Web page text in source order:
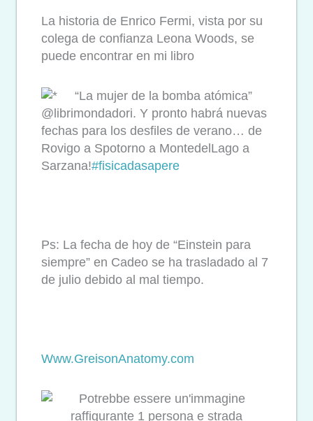
La historia de Enrico Fermi, vista por su
colega de confianza Leona Woods, se
puede encontrar en mi libro
“La mujer de la bomba atómica”
@librimondadori. Y pronto habrá nuevas
fechas para los desfiles de verano… de
Rovigo a Spotorno a MontedelLago a
Sarzana!#fisicadasapere
Ps: La fecha de hoy de “Einstein para
siempre” en Cadeo se ha trasladado al 7
de julio debido al mal tiempo.
Www.GreisonAnatomy.com